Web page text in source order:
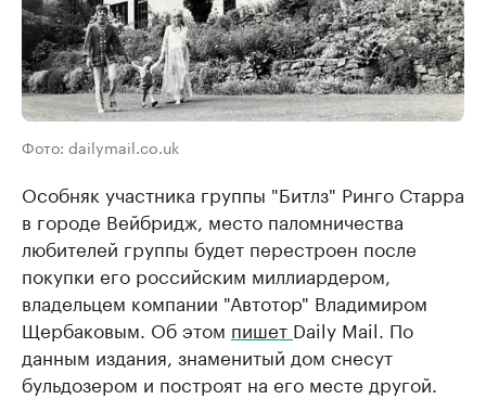
Фото: dailymail.co.uk
Особняк участника группы "Битлз" Ринго Старра
в городе Вейбридж, место паломничества
любителей группы будет перестроен после
покупки его российским миллиардером,
владельцем компании "Автотор" Владимиром
Щербаковым. Об этом пишет Daily Mail. По
данным издания, знаменитый дом снесут
бульдозером и построят на его месте другой.